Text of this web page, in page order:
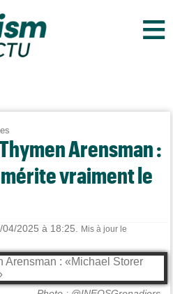
≡
Arensman :
vraiment le
04/2025 à 18:25.
Mis à jour le